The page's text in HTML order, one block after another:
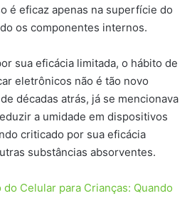
é eficaz apenas na superfície do
os componentes internos.
sua eficácia limitada, o hábito de
eletrônicos não é tão novo
décadas atrás, já se mencionava
a umidade em dispositivos
criticado por sua eficácia
substâncias absorventes.
do Celular para Crianças: Quando